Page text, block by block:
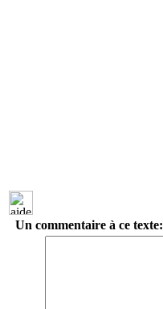
Un commentaire à ce texte: